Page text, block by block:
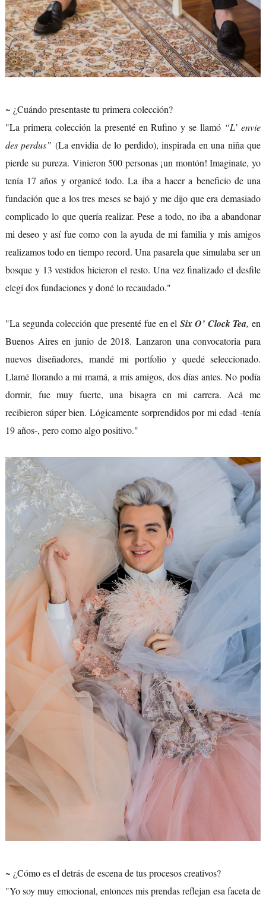
~ ¿Cuándo presentaste tu primera colección?
"La primera colección la presenté en Rufino y se llamó “L’ envie
des perdus” (La envidia de lo perdido), inspirada en una niña que
pierde su pureza. Vinieron 500 personas ¡un montón! Imaginate, yo
tenía 17 años y organicé todo. La iba a hacer a beneficio de una
fundación que a los tres meses se bajó y me dijo que era demasiado
complicado lo que quería realizar. Pese a todo, no iba a abandonar
mi deseo y así fue como con la ayuda de mi familia y mis amigos
realizamos todo en tiempo record. Una pasarela que simulaba ser un
bosque y 13 vestidos hicieron el resto. Una vez finalizado el desfile
elegí dos fundaciones y doné lo recaudado."
"La segunda colección que presenté fue en el Six O’ Clock Tea, en
Buenos Aires en junio de 2018. Lanzaron una convocatoria para
nuevos diseñadores, mandé mi portfolio y quedé seleccionado.
Llamé llorando a mi mamá, a mis amigos, dos días antes. No podía
dormir, fue muy fuerte, una bisagra en mi carrera. Acá me
recibieron súper bien. Lógicamente sorprendidos por mi edad -tenía
19 años-, pero como algo positivo."
~ ¿Cómo es el detrás de escena de tus procesos creativos?
"Yo soy muy emocional, entonces mis prendas reflejan esa faceta de